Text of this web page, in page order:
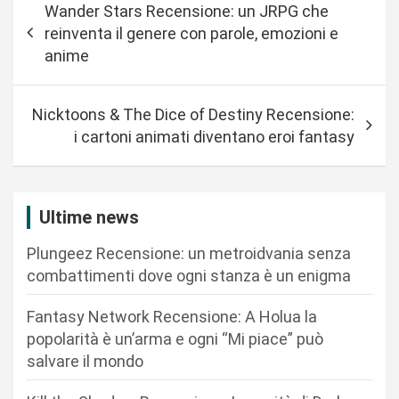
i
z
Wander Stars Recensione: un JRPG che
reinventa il genere con parole, emozioni e
anime
Nicktoons & The Dice of Destiny Recensione:
i cartoni animati diventano eroi fantasy
Ultime news
Plungeez Recensione: un metroidvania senza
combattimenti dove ogni stanza è un enigma
Fantasy Network Recensione: A Holua la
popolarità è un’arma e ogni “Mi piace” può
salvare il mondo